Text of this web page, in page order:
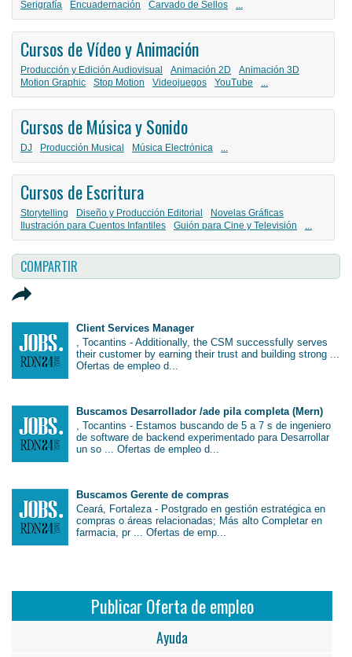
Serigrafía Encuadernación Carvado de Sellos ...
Cursos de Vídeo y Animación
Producción y Edición Audiovisual Animación 2D
Animación 3D
Motion Graphic
Stop Motion Videojuegos YouTube ...
Cursos de Música y Sonido
DJ Producción Musical Música Electrónica ...
Cursos de Escritura
Storytelling Diseño y Producción Editorial
Novelas Gráficas
Ilustración para Cuentos Infantiles
Guión para Cine y Televisión ...
COMPARTIR
Client Services Manager
, Tocantins - Additionally, the CSM successfully serves
their customer by earning their trust and building strong ...
Ofertas de empleo d...
Buscamos Desarrollador /ade pila completa (Mern)
, Tocantins - Estamos buscando de 5 a 7 s de ingeniero
de software de backend experimentado para Desarrollar
un so ... Ofertas de empleo d...
Buscamos Gerente de compras
Ceará, Fortaleza - Postgrado en gestión estratégica en
compras o áreas relacionadas; Más alto Completar en
farmacia, pr ... Ofertas de emp...
Publicar Oferta de empleo
Ayuda